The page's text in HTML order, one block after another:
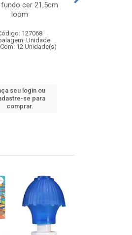
cer 21,5cm
loom
127068
Unidade
12 Unidade(s)
seu login ou
se para
comprar.